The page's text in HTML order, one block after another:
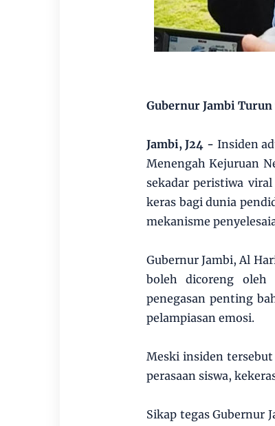
Gubernur Jambi
Jambi, J24 - Insiden
Menengah Kejuruan
sekadar peristiwa
keras bagi dunia
mekanisme
Gubernur Jambi, Al
boleh dicoreng
penegasan penting
pelampiasan emosi.
Meski insiden
perasaan siswa,
Sikap tegas Gubernur